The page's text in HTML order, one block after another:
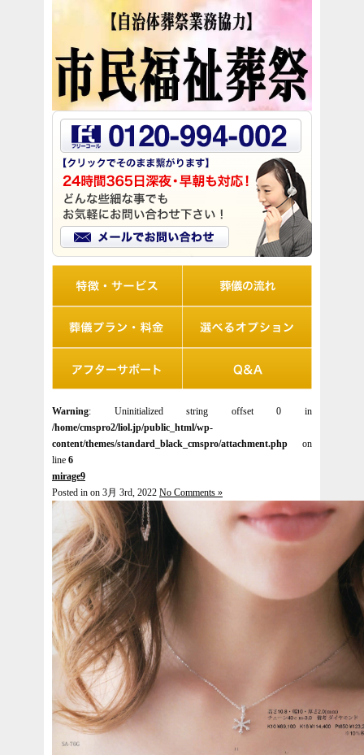
Warning: Uninitialized string offset 0 in
/home/cmspro2/liol.jp/public_html/wp-
content/themes/standard_black_cmspro/attachment.php on
line 6
mirage9
Posted in on 3月 3rd, 2022 No Comments »